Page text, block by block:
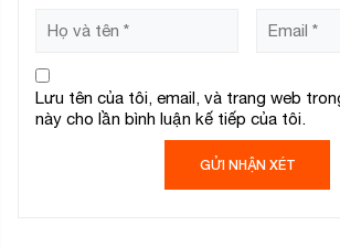
Lưu tên của tôi, email, và trang web
này cho lần bình luận kế tiếp của tôi.